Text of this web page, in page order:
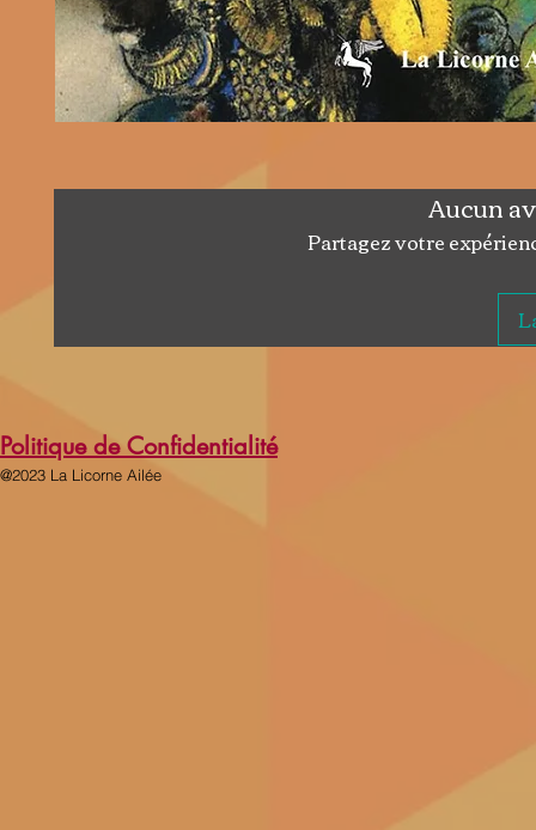
Aucun
Partagez votre
Politique de Confidentialité
@2023 La Licorne Ailée